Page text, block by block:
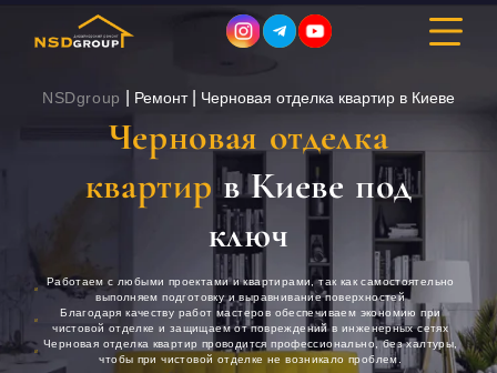
ДИЗАЙН ИНТЕРЬЕРА
СТРОИТЕЛЬСТВО
ПОРТФОЛИО
NSDgroup Ремонт| Черновая отделка квартир в Киеве
Черновая отделка
квартирв Киеве под
ключ
Работаем с любыми проектами и квартирами, так как самостоятельно
выполняем подготовку и выравнивание поверхностей
Благодаря качеству работ мастеров обеспечиваем экономию при
чистовой отделке и защищаем от повреждений в инженерных сетях
Черновая отделка квартир проводится профессионально, без халтуры,
чтобы при чистовой отделке не возникало проблем.